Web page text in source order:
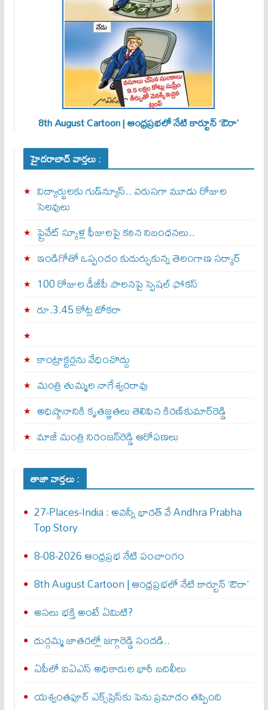
8th August Cartoon | ఆంధ్రప్రభలో నేటి కార్టూన్ ‘ఔరా’
హైదరాబాద్ వార్తలు :
విద్యార్థులకు గుడ్‌న్యూస్.. వరుసగా మూడు రోజుల
సెలవులు
ప్రైవేట్ స్కూళ్ల ఫీజులపై కఠిన నిబంధనలు..
ఇండిగోతో ఒప్పందం కుదుర్చుకున్న తెలంగాణ స‌ర్కార్
100 రోజుల డీజీపీ పాలనపై స్పెషల్ ఫోకస్
రూ.3.45 కోట్ల టోకరా
కాంట్రాక్టర్లను వేధించొద్దు
మంత్రి తుమ్మల నాగేశ్వరరావు
అధిష్ఠానానికి కృతజ్ఞతలు తెలిపిన కిరణ్‌కుమార్‌రెడ్డి
మాజీ మంత్రి నిరంజన్‌రెడ్డి ఆరోపణలు
తాజా వార్తలు :
27-Places-India : అవ‌న్నీ భార‌త్ వే Andhra Prabha
Top Story
8-08-2026 ఆంధ్రప్రభ నేటి పంచాంగం
8th August Cartoon | ఆంధ్రప్రభలో నేటి కార్టూన్ ‘ఔరా’
అసలు భక్తి అంటే ఏమిటి?
దుర్గమ్మ జాతరల్లో జగ్గారెడ్డి సందడి..
ఏపీలో ఐఏఎస్ అధికారుల భారీ బదిలీలు
యశ్వంతపూర్ ఎక్స్‌ప్రెస్‌కు పెను ప్రమాదం తప్పింది